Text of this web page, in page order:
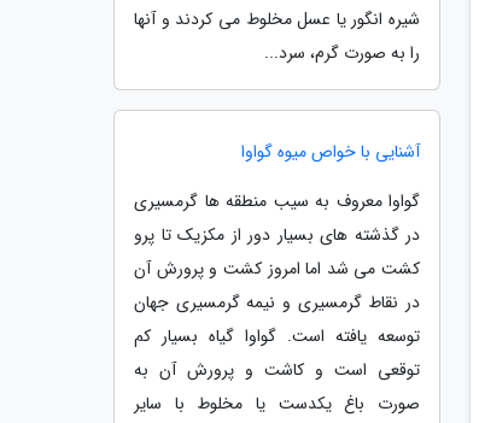
شیره انگور یا عسل مخلوط می کردند و آنها
را به صورت گرم، سرد...
آشنایی با خواص میوه گواوا
گواوا معروف به سیب منطقه ها گرمسیری
در گذشته های بسیار دور از مکزیک تا پرو
کشت می شد اما امروز کشت و پرورش آن
در نقاط گرمسیری و نیمه گرمسیری جهان
توسعه یافته است. گواوا گیاه بسیار کم
توقعی است و کاشت و پرورش آن به
صورت باغ یکدست یا مخلوط با سایر